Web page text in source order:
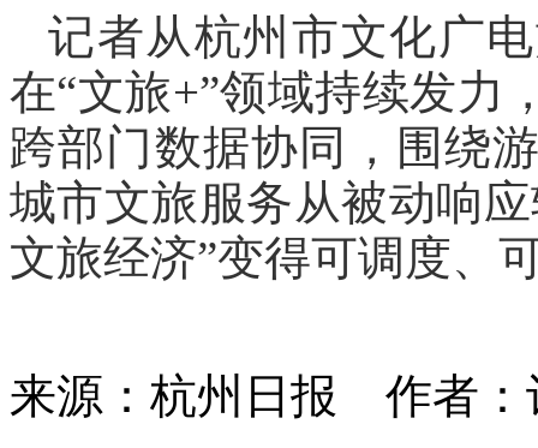
记者从杭州市文化广
在“文旅+”领域持续发力
跨部门数据协同，围绕
城市文旅服务从被动响
文旅经济”变得可调度、
来源：杭州日报 作者